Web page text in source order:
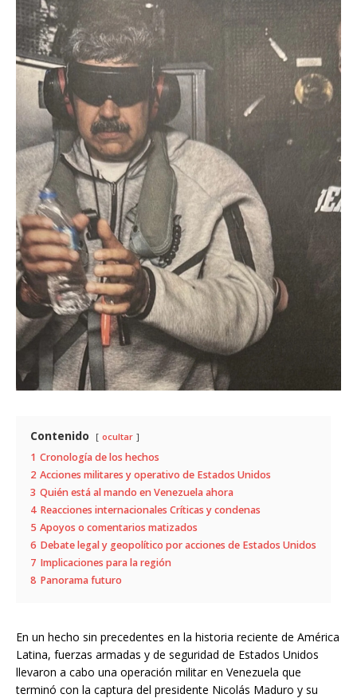
Contenido ocultar
1 Cronología de los hechos
2 Acciones militares y operativo de Estados Unidos
3 Quién está al mando en Venezuela ahora
4 Reacciones internacionales Críticas y condenas
5 Apoyos o comentarios matizados
6 Debate legal y geopolítico por acciones de Estados Unidos
7 Implicaciones para la región
8 Panorama futuro
En un hecho sin precedentes en la historia reciente de América
Latina, fuerzas armadas y de seguridad de Estados Unidos
llevaron a cabo una operación militar en Venezuela que
terminó con la captura del presidente Nicolás Maduro y su